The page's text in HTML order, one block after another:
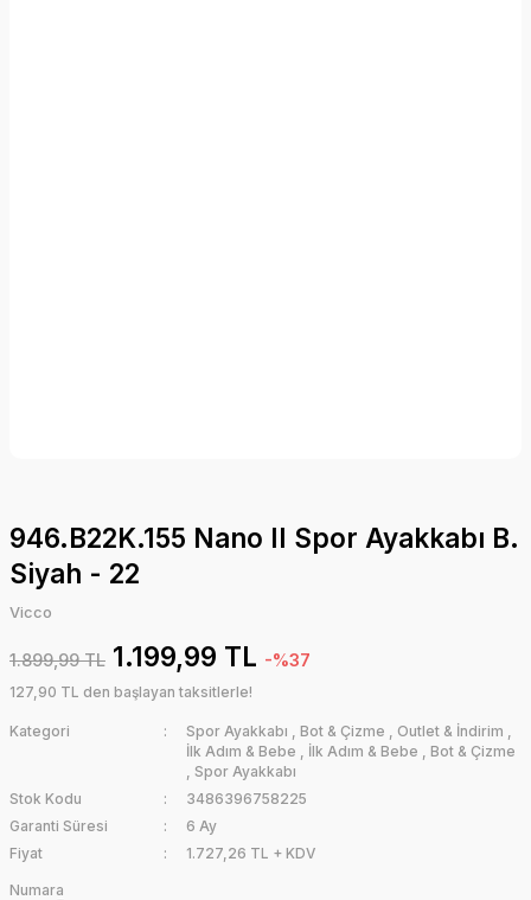
946.B22K.155 Nano II Spor Ayakkabı B.
Siyah - 22
Vicco
1.899,99 TL 1.199,99 TL -%37
127,90 TL den başlayan taksitlerle!
Kategori Spor Ayakkabı , Bot & Çizme , Outlet & İndirim ,
İlk Adım & Bebe , İlk Adım & Bebe , Bot & Çizme
, Spor Ayakkabı
Stok Kodu
3486396758225
Garanti Süresi
6 Ay
Fiyat
1.727,26 TL + KDV
Numara